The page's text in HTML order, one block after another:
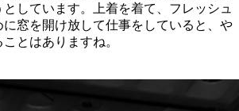
しています。上着を着て、フレッシュ
窓を開け放して仕事をしていると、や
とはありますね。